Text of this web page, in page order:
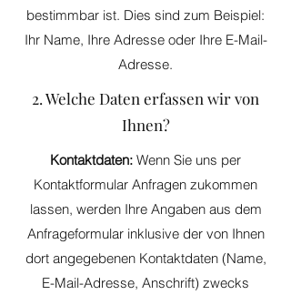
bestimmbar ist. Dies sind zum Beispiel:
Ihr Name, Ihre Adresse oder Ihre E-Mail-
Adresse.
2. Welche Daten erfassen wir von
Ihnen?
Kontaktdaten: Wenn Sie uns per
Kontaktformular Anfragen zukommen
lassen, werden Ihre Angaben aus dem
Anfrageformular inklusive der von Ihnen
dort angegebenen Kontaktdaten (Name,
E-Mail-Adresse, Anschrift) zwecks